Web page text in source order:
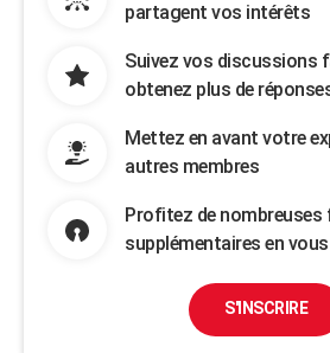
partagent vos intérêts
Suivez vos discussions
obtenez plus de
Mettez en avant votre
autres membres
Profitez de
supplémentaires en
S'INSCRIRE